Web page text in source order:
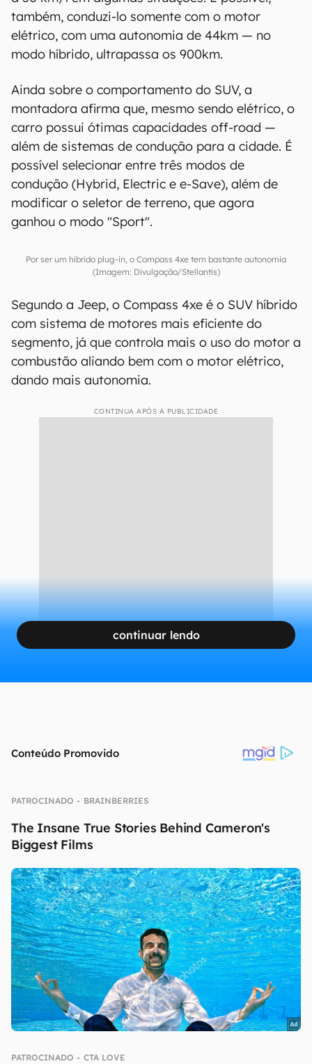
também, conduzi-lo somente com o motor
elétrico, com uma autonomia de 44km — no
modo híbrido, ultrapassa os 900km.
Ainda sobre o comportamento do SUV, a
montadora afirma que, mesmo sendo elétrico, o
carro possui ótimas capacidades off-road —
além de sistemas de condução para a cidade. É
possível selecionar entre três modos de
condução (Hybrid, Electric e e-Save), além de
modificar o seletor de terreno, que agora
ganhou o modo "Sport".
Por ser um híbrido plug-in, o Compass 4xe tem bastante autonomia
(Imagem: Divulgação/Stellantis)
Segundo a Jeep, o Compass 4xe é o SUV híbrido
com sistema de motores mais eficiente do
segmento, já que controla mais o uso do motor a
combustão aliando bem com o motor elétrico,
dando mais autonomia.
CONTINUA APÓS A PUBLICIDADE
continuar lendo